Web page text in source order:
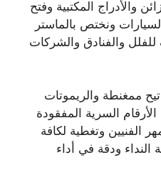
والأدراج المكتبية وفتح
ونختص بالماستر
للفلل والفنادق والشركات
ممغنطة والريموتات
السرية المفقودة
الفنيين وتغطية لكافة
النداء ودقة في أداء